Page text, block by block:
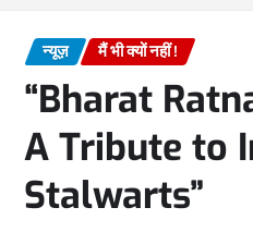
न्यूज़ मैं भी क्यों नहीं !
“Bharat
A Tribute to
Stalwarts”